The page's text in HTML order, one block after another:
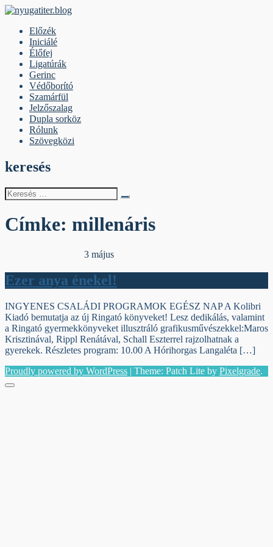
Skip
contentElőzék
Iniciálé
Élőfej
Ligatúrák
Gerinc
Védőborító
Szamárfül
Jelzőszalag
Dupla sorköz
Rólunk
Szövegközi
keresés
Keresés
erre:
Címke: millenáris
3 május
Ezer anya énekel!
INGYENES CSALÁDI PROGRAMOK EGÉSZ NAP A Kolibri
Kiadó bemutatja az új Ringató könyveket! Lesz dedikálás, valamint
a Ringató gyermekkönyveket illusztráló grafikusművészekkel:Maros
Krisztinával, Rippl Renátával, Schall Eszterrel rajzolhatnak a
gyerekek. Részletes program: 10.00 A Hórihorgas Langaléta […]
Proudly powered by WordPress | Theme: Patch Lite by Pixelgrade.
Menu